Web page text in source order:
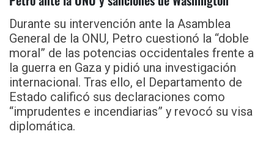
Durante su intervención ante la Asamblea
General de la ONU, Petro cuestionó la “doble
moral” de las potencias occidentales frente a
la guerra en Gaza y pidió una investigación
internacional. Tras ello, el Departamento de
Estado calificó sus declaraciones como
“imprudentes e incendiarias” y revocó su visa
diplomática.